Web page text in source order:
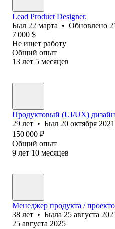
Lead Product Designer.
Был 22 марта • Обновлено
7 000 $
Не ищет работу
Общий опыт
13 лет 5 месяцев
Продуктовый (UI/UX)
29 лет • Был 20 октября 2021
150 000 ₽
Общий опыт
9 лет 10 месяцев
Менеджер продукта /
38 лет • Была 25 августа
25 августа 2025